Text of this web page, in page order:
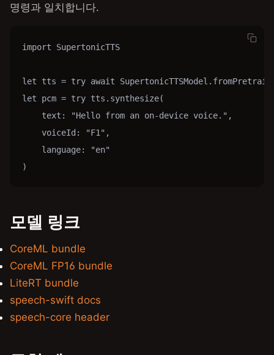
명령과 일치합니다.
import SupertonicTTS
let tts = try await
let pcm = try tts.synthesize(
    text: "Hello from an on-device voice.",
    voiceId: "F1",
    language: "en"
)
모델 링크
CoreML bundle
CoreML FP16 bundle
LiteRT bundle
speech-swift docs
speech-core header